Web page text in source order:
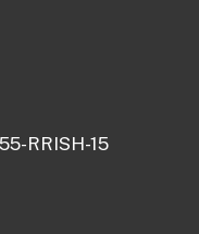
RRISH-15